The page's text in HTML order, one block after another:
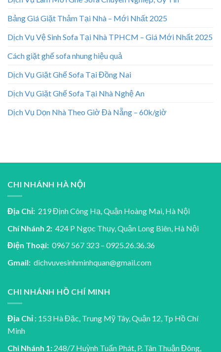
Bảng Giá Giặt Thảm Tại Nhà – Mới Nhất 2025
Dịch Vụ Vệ Sinh Sofa Tại Nhà TPHCM – Giá Mới Nhất 2025
Cách giặt ghế sofa nhung hiệu quả
Dịch Vụ Giặt Ghế Sofa Tại Đồng Nai
Dịch Vụ Giặt Ghế Sofa Tại Nhà Nghệ An
Dịch Vụ Dọn Nhà Theo Giờ Đà Nẵng – 60k/giờ
CHI NHÁNH HÀ NỘI
Địa Chỉ: 219 Định Công Hạ, Quận Hoàng Mai, Hà Nội
Chí Nhánh 2: 424 P Ngọc Thụy, Quận Long Biên, Hà Nội
Điện Thoại: 0967 567 323 – 0925.26.36.36
Gmail: dichvuvesinhminhquan@gmail.com
CHI NHÁNH HỒ CHÍ MINH
Địa Chỉ : 153 Hà Đặc, Trung Mỹ Tây, Quận 12, Tp Hồ Chí
Minh
Chi Nhánh 1: 248/7 Huỳnh Tuấn Phát, P. Tân Thuận Đông,